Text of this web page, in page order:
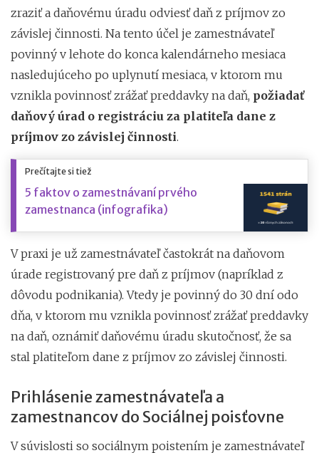
zraziť a daňovému úradu odviesť daň z príjmov zo
závislej činnosti. Na tento účel je zamestnávateľ
povinný v lehote do konca kalendárneho mesiaca
nasledujúceho po uplynutí mesiaca, v ktorom mu
vznikla povinnosť zrážať preddavky na daň, požiadať
daňový úrad o registráciu za platiteľa dane z
príjmov zo závislej činnosti.
Prečítajte si tiež
5 faktov o zamestnávaní prvého
zamestnanca (infografika)
V praxi je už zamestnávateľ častokrát na daňovom
úrade registrovaný pre daň z príjmov (napríklad z
dôvodu podnikania). Vtedy je povinný do 30 dní odo
dňa, v ktorom mu vznikla povinnosť zrážať preddavky
na daň, oznámiť daňovému úradu skutočnosť, že sa
stal platiteľom dane z príjmov zo závislej činnosti.
Prihlásenie zamestnávateľa a
zamestnancov do Sociálnej poisťovne
V súvislosti so sociálnym poistením je zamestnávateľ